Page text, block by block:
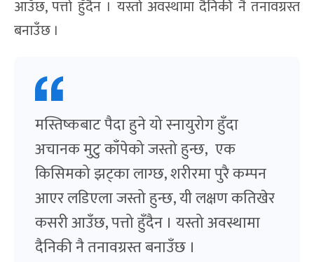
आउँछ, पत्तो हुँदैन । यस्तो अवस्थामा दैनिकी नै तनावग्रस्त
बनाउँछ ।
मस्तिष्कबाट पैदा हुने यो स्नायुरोग हुँदा
अचानक मुटु काँपेको जस्तो हुन्छ, एक
किसिमको झट्का लाग्छ, शरीरमा पुरै कम्पन
आएर लडिएला जस्तो हुन्छ, यी लक्षण कतिखेर
कसरी आउँछ, पत्तो हुँदैन । यस्तो अवस्थामा
दैनिकी नै तनावग्रस्त बनाउँछ ।